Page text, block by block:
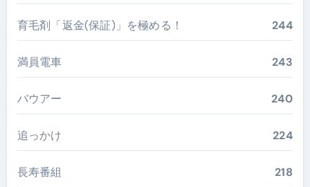
育毛剤「返金(保証)」を極める！ 244
満員電車 243
バウアー 240
追っかけ 224
長寿番組 218